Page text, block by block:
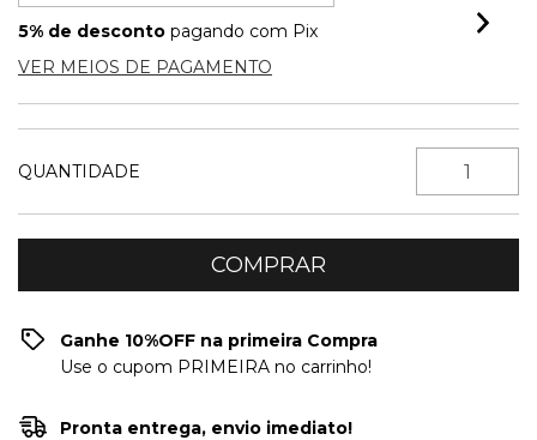
5% de desconto pagando com Pix
VER MEIOS DE PAGAMENTO
QUANTIDADE
Ganhe 10%OFF na primeira Compra
Use o cupom PRIMEIRA no carrinho!
Pronta entrega, envio imediato!